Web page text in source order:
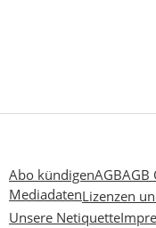
Abo kündigenAGBAGB
MediadatenLizenzen
Unsere Netiquette